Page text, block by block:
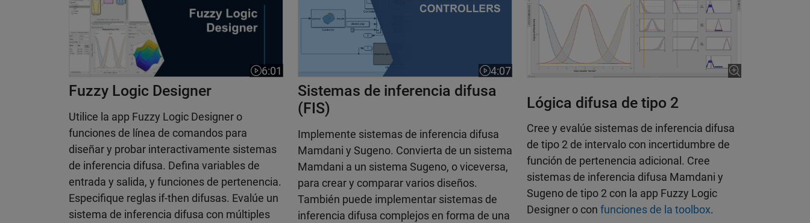
6:01
Duración del vídeo 6:01
Fuzzy Logic Designer
Utilice la app Fuzzy Logic Designer o
funciones de línea de comandos para
diseñar y probar interactivamente sistemas
de inferencia difusa. Defina variables de
entrada y salida, y funciones de pertenencia.
Especifique reglas if-then difusas. Evalúe un
sistema de inferencia difusa con múltiples
4:07
Duración del vídeo 4:07
Sistemas de inferencia difusa
(FIS)
Implemente sistemas de inferencia difusa
Mamdani y Sugeno. Convierta de un sistema
Mamdani a un sistema Sugeno, o viceversa,
para crear y comparar varios diseños.
También puede implementar sistemas de
inferencia difusa complejos en forma de una
Lógica difusa de tipo 2
Cree y evalúe sistemas de inferencia difusa
de tipo 2 de intervalo con incertidumbre de
función de pertenencia adicional. Cree
sistemas de inferencia difusa Mamdani y
Sugeno de tipo 2 con la app Fuzzy Logic
Designer o con funciones de la toolbox.